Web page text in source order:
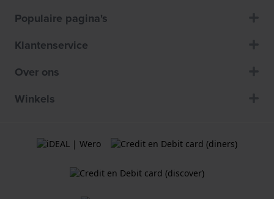
Populaire pagina's
Klantenservice
Over ons
Winkels